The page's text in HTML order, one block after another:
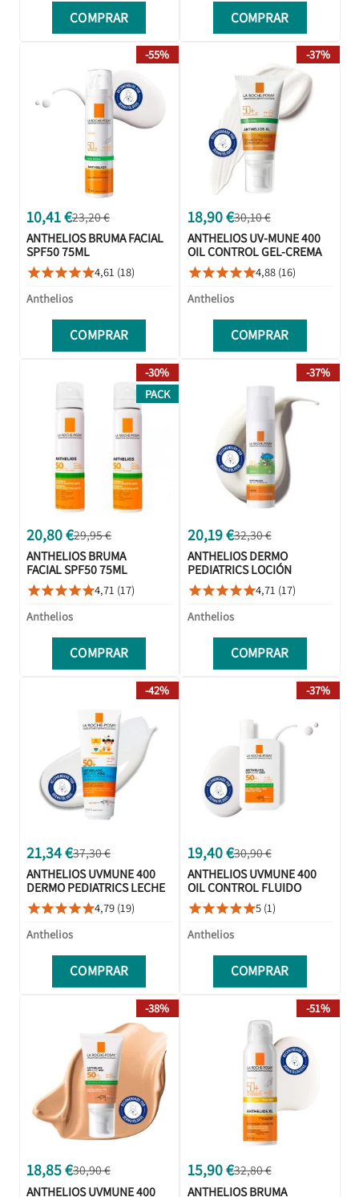
COMPRAR COMPRAR
10,41 €23,20 €
ANTHELIOS BRUMA FACIAL
SPF50 75ML
4,61 (18)
Anthelios
COMPRAR
-55%
18,90 €30,10 €
ANTHELIOS UV-MUNE 400
OIL CONTROL GEL-CREMA
SPF50+ 50ML
4,88 (16)
Anthelios
COMPRAR
-37%
20,80 €29,95 €
ANTHELIOS BRUMA
FACIAL SPF50 75ML
+ 75ML DUPLO
PROMOCIÓN
4,71 (17)
Anthelios
COMPRAR
-30%
PACK
20,19 €32,30 €
ANTHELIOS DERMO
PEDIATRICS LOCIÓN
SPF50+ 50ML
4,71 (17)
Anthelios
COMPRAR
-37%
21,34 €37,30 €
ANTHELIOS UVMUNE 400
DERMO PEDIATRICS LECHE
HIDRATANTE SPF50+ 250ML
4,79 (19)
Anthelios
COMPRAR
-42%
19,40 €30,90 €
ANTHELIOS UVMUNE 400
OIL CONTROL FLUIDO
SPF50+ 50ML
5 (1)
Anthelios
COMPRAR
-37%
18,85 €30,90 €
ANTHELIOS UVMUNE 400
-38%
15,90 €32,80 €
ANTHELIOS BRUMA
-51%